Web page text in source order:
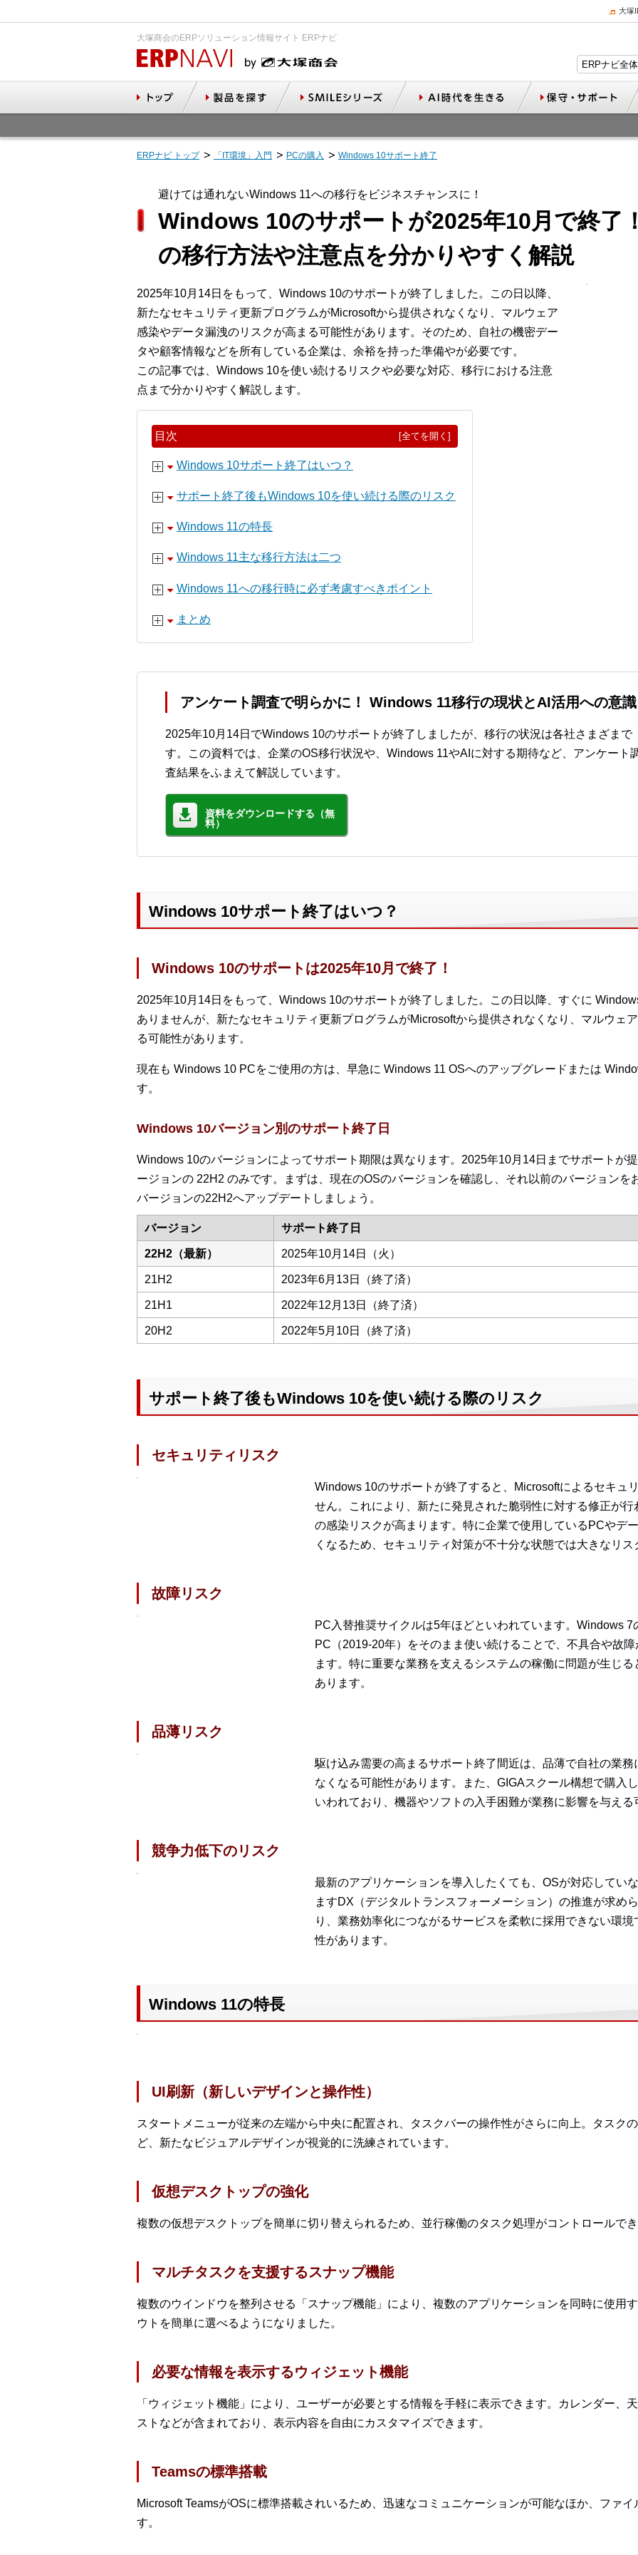
大塚
大塚商会のERPソリューション情報サイト ERPナビ
ERPナビ トップ 「IT環境」入門 PCの購入 Windows 10サポート終了
避けては通れないWindows 11への移行をビジネスチャンスに！
Windows 10のサポートが2025年10月で終了
の移行方法や注意点を分かりやすく解説
2025年10月14日をもって、Windows 10のサポートが終了しました。この日以降、
新たなセキュリティ更新プログラムがMicrosoftから提供されなくなり、マルウェア
感染やデータ漏洩のリスクが高まる可能性があります。そのため、自社の機密デー
タや顧客情報などを所有している企業は、余裕を持った準備やが必要です。
この記事では、Windows 10を使い続けるリスクや必要な対応、移行における注意
点まで分かりやすく解説します。
目次 [全てを開く]
Windows 10サポート終了はいつ？
サポート終了後もWindows 10を使い続ける際のリスク
Windows 11の特長
Windows 11主な移行方法は二つ
Windows 11への移行時に必ず考慮すべきポイント
まとめ
アンケート調査で明らかに！ Windows 11移行の現状とAI活用への意識
2025年10月14日でWindows 10のサポートが終了しましたが、移行の状況は各社さまざまで
す。この資料では、企業のOS移行状況や、Windows 11やAIに対する期待など、アンケート
査結果をふまえて解説しています。
資料をダウンロードする（無
料）
Windows 10サポート終了はいつ？
Windows 10のサポートは2025年10月で終了！
2025年10月14日をもって、Windows 10のサポートが終了しました。この日以降、すぐに
ありませんが、新たなセキュリティ更新プログラムがMicrosoftから提供されなくなり、マルウェ
る可能性があります。
現在も Windows 10 PCをご使用の方は、早急に Windows 11 OSへのアップグレードまたは
す。
Windows 10バージョン別のサポート終了日
Windows 10のバージョンによってサポート期限は異なります。2025年10月14日までサポートが
ージョンの 22H2 のみです。まずは、現在のOSのバージョンを確認し、それ以前のバージョンを
バージョンの22H2へアップデートしましょう。
バージョン サポート終了日
22H2（最新） 2025年10月14日（火）
21H2 2023年6月13日（終了済）
21H1 2022年12月13日（終了済）
20H2 2022年5月10日（終了済）
サポート終了後もWindows 10を使い続ける際のリスク
セキュリティリスク
Windows 10のサポートが終了すると、Microsoftによるセキュ
せん。これにより、新たに発見された脆弱性に対する修正が
の感染リスクが高まります。特に企業で使用しているPCやデ
くなるため、セキュリティ対策が不十分な状態では大きなリ
故障リスク
PC入替推奨サイクルは5年ほどといわれています。Windows
PC（2019-20年）をそのまま使い続けることで、不具合や故
ます。特に重要な業務を支えるシステムの稼働に問題が生じ
あります。
品薄リスク
駆け込み需要の高まるサポート終了間近は、品薄で自社の業
なくなる可能性があります。また、GIGAスクール構想で購入
いわれており、機器やソフトの入手困難が業務に影響を与え
競争力低下のリスク
最新のアプリケーションを導入したくても、OSが対応してい
ますDX（デジタルトランスフォーメーション）の推進が求め
り、業務効率化につながるサービスを柔軟に採用できない環
性があります。
Windows 11の特長
UI刷新（新しいデザインと操作性）
スタートメニューが従来の左端から中央に配置され、タスクバーの操作性がさらに向上。タスク
ど、新たなビジュアルデザインが視覚的に洗練されています。
仮想デスクトップの強化
複数の仮想デスクトップを簡単に切り替えられるため、並行稼働のタスク処理がコントロールで
マルチタスクを支援するスナップ機能
複数のウインドウを整列させる「スナップ機能」により、複数のアプリケーションを同時に使用
ウトを簡単に選べるようになりました。
必要な情報を表示するウィジェット機能
「ウィジェット機能」により、ユーザーが必要とする情報を手軽に表示できます。カレンダー、
ストなどが含まれており、表示内容を自由にカスタマイズできます。
Teamsの標準搭載
Microsoft TeamsがOSに標準搭載されいるため、迅速なコミュニケーションが可能なほか、ファ
す。